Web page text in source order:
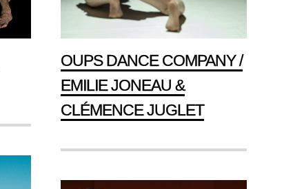
OUPS DANCE COMPANY /
EMILIE JONEAU &
CLÉMENCE JUGLET